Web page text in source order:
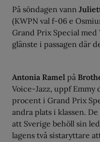
På söndagen vann
(KWPN val f-06 e
Grand Prix Special
glänste i passagen där
Antonia Ramel på
Voice-Jazz, uppf Emmy
procent i Grand Prix
andra plats i klassen.
att Sverige behöll sin
lagens två sistaryttare